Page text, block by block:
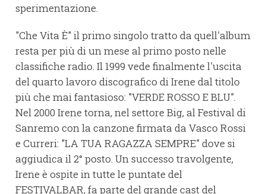
sperimentazione.
"Che Vita È" il primo singolo tratto da quell'album
resta per più di un mese al primo posto nelle
classifiche radio. Il 1999 vede finalmente l'uscita
del quarto lavoro discografico di Irene dal titolo
più che mai fantasioso: "VERDE ROSSO E BLU".
Nel 2000 Irene torna, nel settore Big, al Festival di
Sanremo con la canzone firmata da Vasco Rossi
e Curreri: "LA TUA RAGAZZA SEMPRE" dove si
aggiudica il 2° posto. Un successo travolgente,
Irene è ospite in tutte le puntate del
FESTIVALBAR, fa parte del grande cast del